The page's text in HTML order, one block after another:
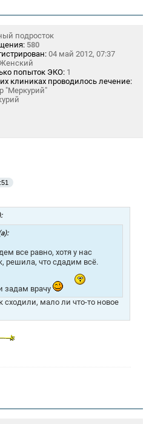
подросток
580
04 май 2012, 07:37
попыток ЭКО: 1
клиниках проводилось лечение:
"Меркурий"
все равно, хотя у нас
решила, что сдадим всё.
задам врачу
сходили, мало ли что-то новое